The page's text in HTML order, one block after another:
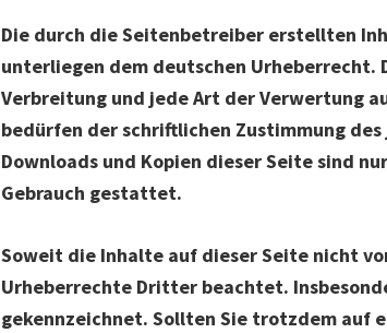
Die durch die Seitenbetreiber erstellten
unterliegen dem deutschen
Verbreitung und jede Art der Verwertung
bedürfen der schriftlichen Zustimmung
Downloads und Kopien dieser Seite sind
Gebrauch gestattet.
Soweit die Inhalte auf dieser Seite nicht
Urheberrechte Dritter beachtet.
gekennzeichnet. Sollten Sie trotzdem auf